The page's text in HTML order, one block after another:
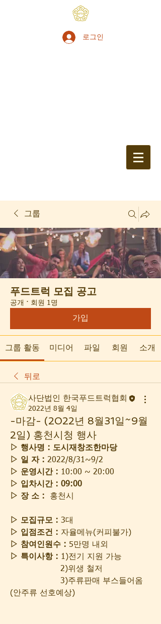
로그인
그룹
푸드트럭 모집 공고
공개 · 회원 1명
가입
그룹 활동 미디어 파일 회원 소개
뒤로
사단법인 한국푸드트럭협회
2022년 8월 4일
-마감- (2022년 8월31일~9월
2일) 홍천시청 행사
▷ 행사명 : 도시재창조한마당
▷ 일 자 : 2022/8/31~9/2
▷ 운영시간 : 10:00 ~ 20:00
▷ 입차시간 : 09:00
▷ 장 소 :
  홍천시
▷ 모집규모 : 3대
▷ 입점조건 : 자율메뉴(커피불가)
▷ 참여인원수 : 5만명 내외
▷ 특이사항 : 1)전기 지원 가능
                    2)위생 철저
(안주류 선호예상)